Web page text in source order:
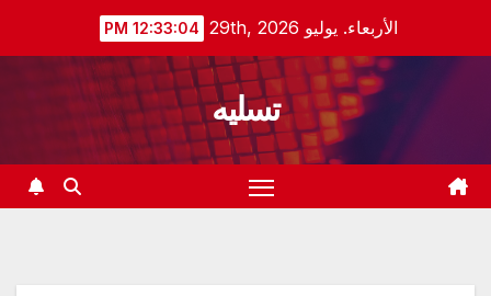
الأربعاء. يوليو 29th, 2026 12:33:05 PM
تسليه